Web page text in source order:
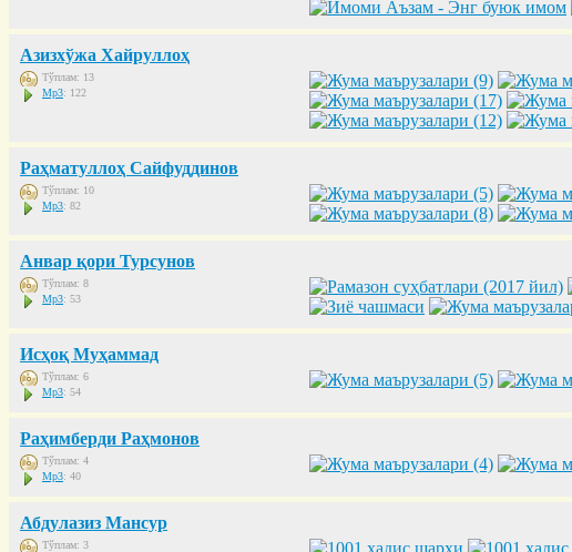
Азизхўжа Хайруллоҳ
Тўплам: 13
Mp3: 122
Раҳматуллоҳ Сайфуддинов
Тўплам: 10
Mp3: 82
Анвар қори Турсунов
Тўплам: 8
Mp3: 53
Исҳоқ Муҳаммад
Тўплам: 6
Mp3: 54
Раҳимберди Раҳмонов
Тўплам: 4
Mp3: 40
Абдулазиз Мансур
Тўплам: 3